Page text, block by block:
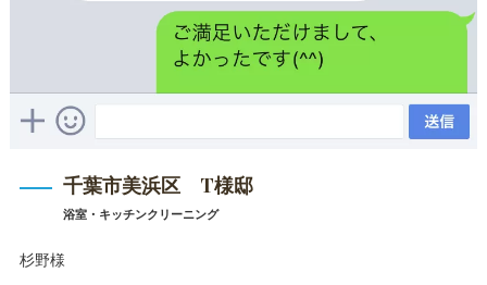
千葉市美浜区 T様邸
浴室・キッチンクリーニング
杉野様